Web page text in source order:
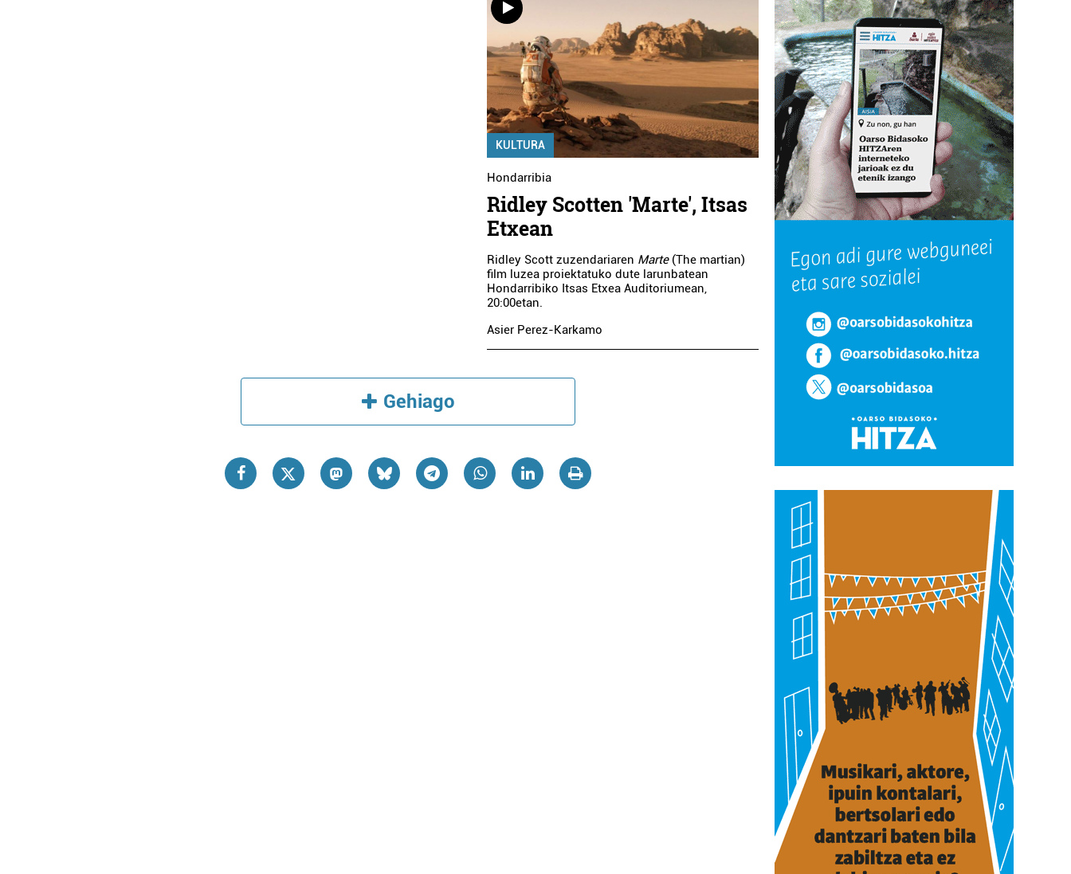
KULTURA
Hondarribia
Ridley Scotten 'Marte', Itsas
Etxean
Ridley Scott zuzendariaren Marte(The martian)
film luzea proiektatuko dute larunbatean
Hondarribiko Itsas Etxea Auditoriumean,
20:00etan.
Asier Perez-Karkamo
Gehiago